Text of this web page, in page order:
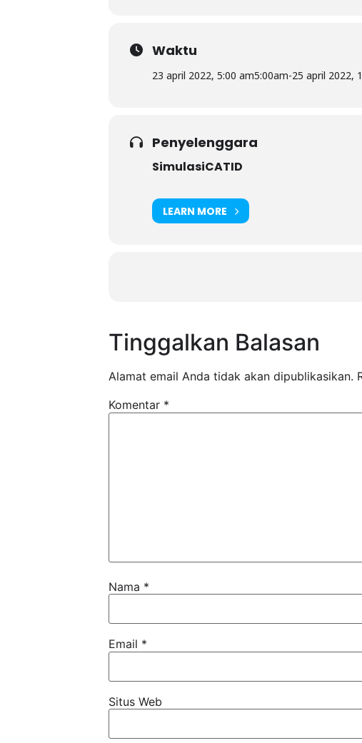
Waktu
23 april 2022, 5:00 am5:00am-25 april 2022,
Penyelenggara
SimulasiCATID
LEARN MORE
Tinggalkan Balasan
Alamat email Anda tidak akan dipublikasikan.
Komentar *
Nama *
Email *
Situs Web